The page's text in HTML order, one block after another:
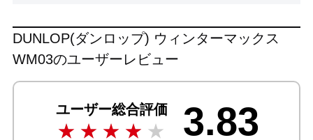
DUNLOP(ダンロップ) ウィンターマックス
WM03のユーザーレビュー
ユーザー総合評価 3.83